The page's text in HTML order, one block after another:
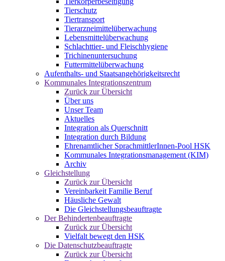
Tierschutz
Tiertransport
Tierarzneimittelüberwachung
Lebensmittelüberwachung
Schlachttier- und Fleischhygiene
Trichinenuntersuchung
Futtermittelüberwachung
Aufenthalts- und Staatsangehörigkeitsrecht
Kommunales Integrationszentrum
Zurück zur Übersicht
Über uns
Unser Team
Aktuelles
Integration als Querschnitt
Integration durch Bildung
Ehrenamtlicher SprachmittlerInnen-Pool HSK
Kommunales Integrationsmanagement (KIM)
Archiv
Gleichstellung
Zurück zur Übersicht
Vereinbarkeit Familie Beruf
Häusliche Gewalt
Die Gleichstellungsbeauftragte
Der Behindertenbeauftragte
Zurück zur Übersicht
Vielfalt bewegt den HSK
Die Datenschutzbeauftragte
Zurück zur Übersicht